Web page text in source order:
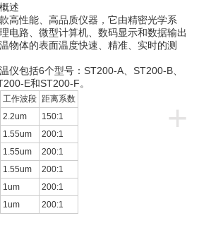
述
高性能、高品质仪器，它由精密光学系
电路、微型计算机、数码显示和数据输出
物体的表面温度快速、精准、实时的测
仪包括6个型号：ST200-A、ST200-B、
E和ST200-F。
+
工作波段 距离系数
2.2um
150:1
1.55um
200:1
1.55um
200:1
1.55um
200:1
1um
200:1
1um 200:1